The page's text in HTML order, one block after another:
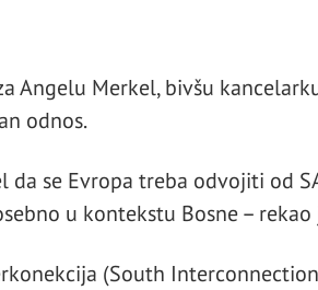
Angelu Merkel, bivšu
odnos.
da se Evropa treba odvojiti od
u kontekstu Bosne – rekao
(South